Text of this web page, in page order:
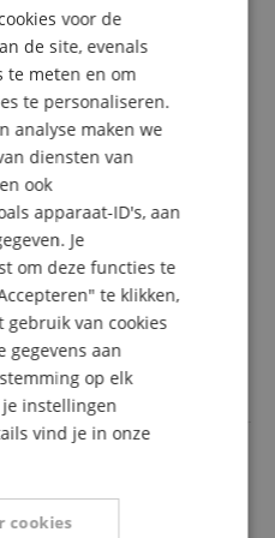
ononderbroken mixen
fader & touch-jogwheels voor
met de djay-app
en tablet
stabiele positie
149,00 €
Gratis verzenden (NL)
BTW
ITALIAN
SPANISH
voor de
de site, evenals
te meten en om
te personaliseren.
analyse maken we
diensten van
ook
apparaat-ID's, aan
Je
om deze functies te
te klikken,
gebruik van cookies
gegevens aan
op elk
instellingen
vind je in onze
cookies